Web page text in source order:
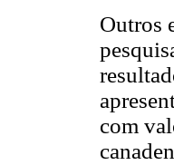
Outros
com